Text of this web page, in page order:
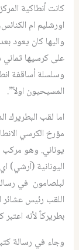
كانت أنطاكية
اورشليم ام
واليها كان يعود
وسلسلة أساقفة
المسيحيون اولاً”.
اما لقب البطريرك
مؤرخ الكرسي
يوناني. وهو مركب
اليونانية (آرشي)
لبلصامون في
اللقب رئيس
بطريركاً لأنه
وجاء في رسالة